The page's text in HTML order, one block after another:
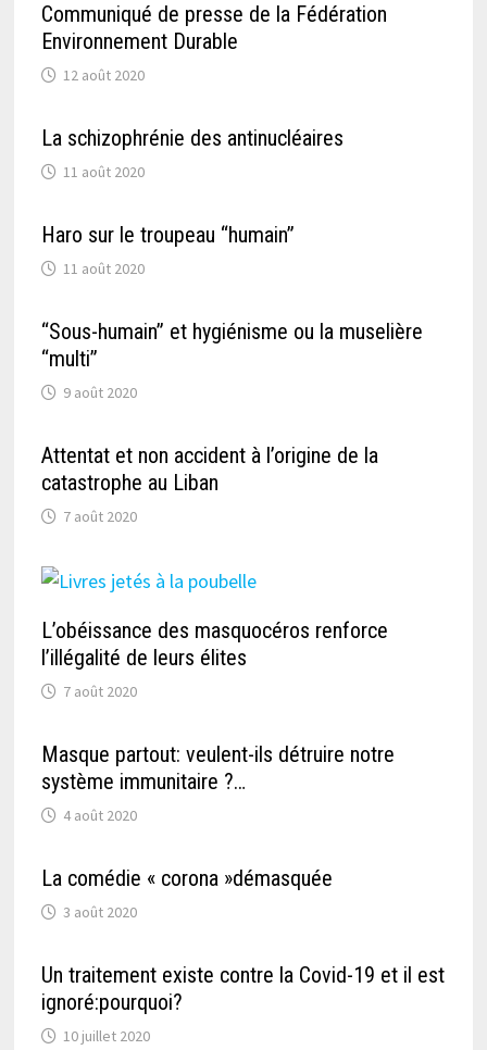
Communiqué de presse de la Fédération
Environnement Durable
12 août 2020
La schizophrénie des antinucléaires
11 août 2020
Haro sur le troupeau “humain”
11 août 2020
“Sous-humain” et hygiénisme ou la muselière
“multi”
9 août 2020
Attentat et non accident à l’origine de la
catastrophe au Liban
7 août 2020
L’obéissance des masquocéros renforce
l’illégalité de leurs élites
7 août 2020
Masque partout: veulent-ils détruire notre
système immunitaire ?…
4 août 2020
La comédie « corona »démasquée
3 août 2020
Un traitement existe contre la Covid-19 et il est
ignoré:pourquoi?
10 juillet 2020